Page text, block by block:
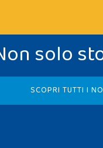
solo
SCOPRI TUTTI I